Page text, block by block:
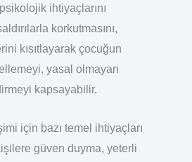
ihtiyaçlarını
korkutmasını,
kısıtlayarak çocuğun
yasal olmayan
kapsayabilir.
için bazı temel ihtiyaçları
güven duyma, yeterli